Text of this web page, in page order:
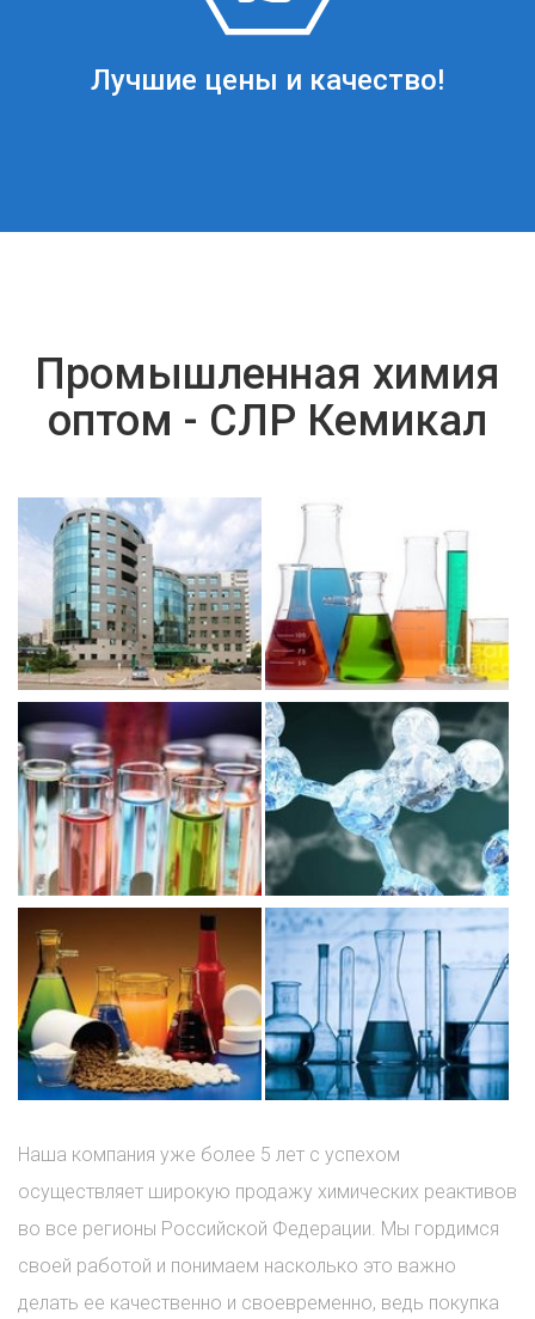
Лучшие цены и качество!
Промышленная химия
оптом - СЛР Кемикал
Наша компания уже более 5 лет с успехом
осуществляет широкую продажу химических реактивов
во все регионы Российской Федерации. Мы гордимся
своей работой и понимаем насколько это важно
делать ее качественно и своевременно, ведь покупка